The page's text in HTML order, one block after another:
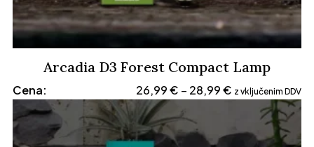
Arcadia D3 Forest Compact Lamp
Cena: 26,99€ – 28,99€ Cenovni
razpon:
26,99 €
z vključenim DDV